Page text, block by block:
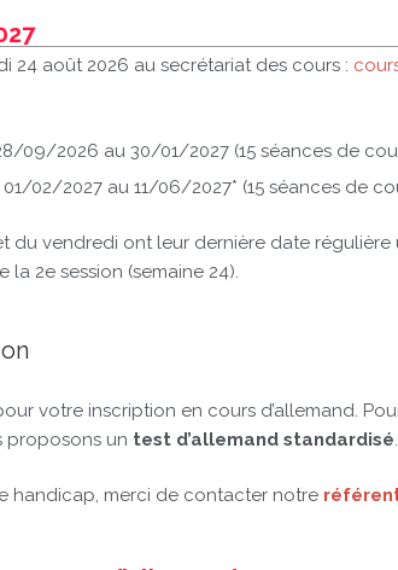
24 août 2026 au secrétariat des cours :
09/2026 au 30/01/2027 (15 séances de
02/2027 au 11/06/2027* (15 séances de
du vendredi ont leur dernière date
2e session (semaine 24).
votre inscription en cours d’allemand.
proposons un test d’allemand standardisé
handicap, merci de contacter notre